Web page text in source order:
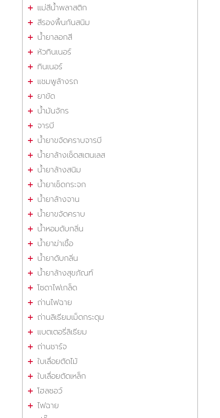
แม่สีน้ำพลาสติก
สีรองพื้นกันสนิม
น้ำยาลอกสี
หัวทินเนอร์
ทินเนอร์
แชมพูล้างรถ
ยาขัด
น้ำมันจักร
จารบี
น้ำยาขจัดคราบจารบี
น้ำยาล้างเช็ดสเตนเลส
น้ำยาล้างสนิม
น้ำยาเช็ดกระจก
น้ำยาล้างจาน
น้ำยาขจัดคราบ
น้ำหอมดับกลิ่น
น้ำยาฆ่าเชื้อ
น้ำยาดับกลิ่น
น้ำยาล้างสุขภัณฑ์
โซดาไฟเกล็ด
ถ่านไฟฉาย
ถ่านลิเธียมเม็ดกระดุม
แบตเตอรี่ลิเธียม
ถ่านชาร์จ
ใบเลื่อยตัดไม้
ใบเลื่อยตัดเหล็ก
โฮลซอว์
ไฟฉาย